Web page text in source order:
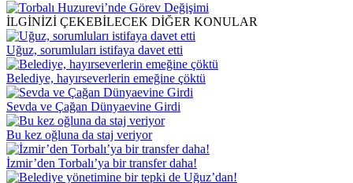
İLGİNİZİ ÇEKEBİLECEK DİĞER KONULAR
Uğuz, sorumluları istifaya davet etti
Belediye, hayırseverlerin emeğine çöktü
Sevda ve Çağan Dünyaevine Girdi
Bu kez oğluna da staj veriyor
İzmir’den Torbalı’ya bir transfer daha!